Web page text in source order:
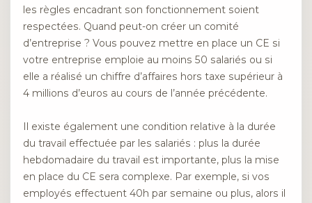
les règles encadrant son fonctionnement soient
respectées. Quand peut-on créer un comité
d’entreprise ? Vous pouvez mettre en place un CE si
votre entreprise emploie au moins 50 salariés ou si
elle a réalisé un chiffre d’affaires hors taxe supérieur à
4 millions d’euros au cours de l’année précédente.
Il existe également une condition relative à la durée
du travail effectuée par les salariés : plus la durée
hebdomadaire du travail est importante, plus la mise
en place du CE sera complexe. Par exemple, si vos
employés effectuent 40h par semaine ou plus, alors il